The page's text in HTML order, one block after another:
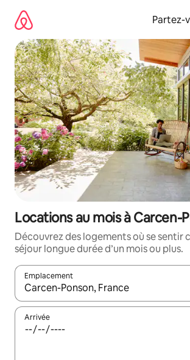
directement
contenu
Partez-
Locations au mois à Carcen-
Découvrez des logements où se sentir
séjour longue durée d’un mois ou plus.
Emplacement
Quand les résultats sont affichés,
Arrivée